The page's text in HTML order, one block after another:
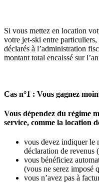
Si vous mettez en location
votre jet-ski entre
déclarés à l’administration
montant total encaissé sur
Cas n°1 : Vous gagnez
Vous dépendez du régime
service, comme la location
vous devez indiquer le
déclaration de revenus
vous bénéficiez
(vous ne serez imposé
vous n’avez pas à